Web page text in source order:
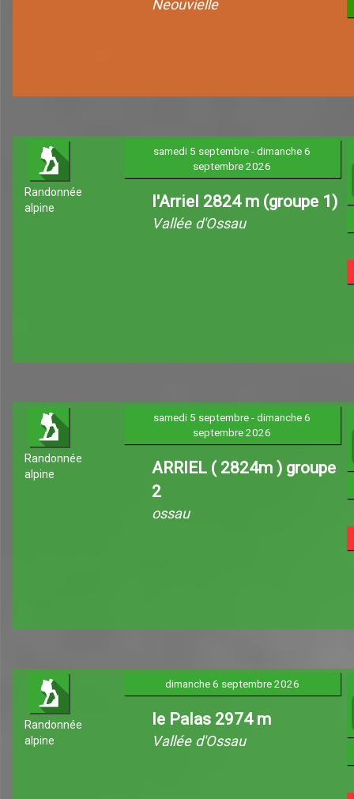
Neouvielle
Randonnée
alpine
samedi 5 septembre - dimanche 6
septembre 2026
l'Arriel 2824 m (groupe 1)
Vallée d'Ossau
Randonnée
alpine
samedi 5 septembre - dimanche 6
septembre 2026
ARRIEL ( 2824m ) groupe
2
ossau
Randonnée
alpine
dimanche 6 septembre 2026
le Palas 2974 m
Vallée d'Ossau